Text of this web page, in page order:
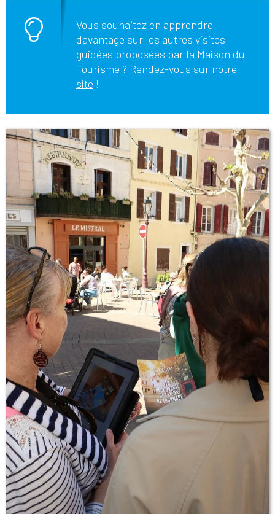
Vous souhaitez en apprendre
davantage sur les autres visites
guidées proposées par la Maison du
Tourisme ? Rendez-vous sur notre
site !